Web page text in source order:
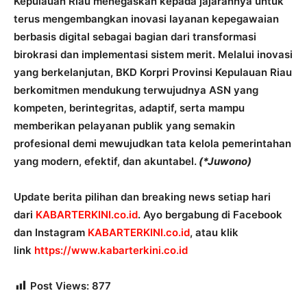
terus mengembangkan inovasi layanan kepegawaian
berbasis digital sebagai bagian dari transformasi
birokrasi dan implementasi sistem merit. Melalui inovasi
yang berkelanjutan, BKD Korpri Provinsi Kepulauan Riau
berkomitmen mendukung terwujudnya ASN yang
kompeten, berintegritas, adaptif, serta mampu
memberikan pelayanan publik yang semakin
profesional demi mewujudkan tata kelola pemerintahan
yang modern, efektif, dan akuntabel. (*Juwono)
Update berita pilihan dan breaking news setiap hari
dari KABARTERKINI.co.id. Ayo bergabung di Facebook
dan Instagram KABARTERKINI.co.id, atau klik
link https://www.kabarterkini.co.id
Post Views: 877